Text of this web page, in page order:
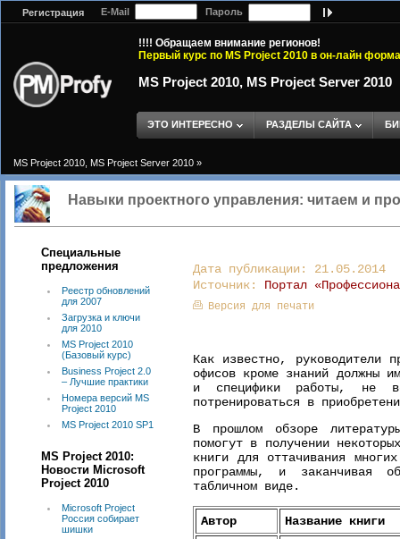
Регистрация E-Mail Пароль
!!!! Обращаем внимание регионов!
Первый курс по MS Project 2010 в он-лайн
MS Project 2010, MS Project Server 2010
ЭТО ИНТЕРЕСНО РАЗДЕЛЫ САЙТА
MS Project 2010, MS Project Server 2010 »
Навыки проектного управления: читаем и
Специальные
предложения
Реестр обновлений
для 2007
Загрузка и ключи
для 2010
MS Project 2010
(Базовый курс)
Business Project 2.0
– Лучшие практики
Номера версий MS
Project 2010
MS Project 2010 SP1
MS Project 2010:
Новости Microsoft
Project 2010
Microsoft Project
Россия собирает
шишки
Дата публикации: 21.05.2014
Источник: Портал
Версия для печати
Как известно, руководители
офисов кроме знаний должны
и специфики работы, не
потренироваться в
В прошлом обзоре
помогут в получении
книги для оттачивания
программы, и заканчивая
табличном виде.
Автор
Название книги